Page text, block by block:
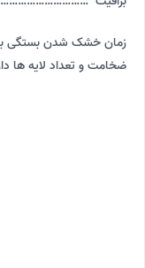
زمان خشک شدن بستگی به
ضخامت و تعداد لایه ها